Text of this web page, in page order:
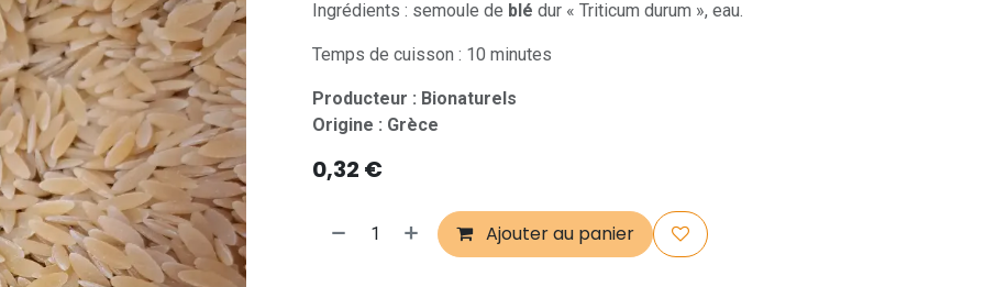
Ingrédients : semoule de blé dur « Triticum durum », eau.
Temps de cuisson : 10 minutes
Producteur : Bionaturels
Origine : Grèce
0,32 €
Ajouter au panier